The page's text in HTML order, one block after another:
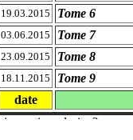
19.03.2015 Tome 6
03.06.2015
Tome 7
23.09.2015
Tome 8
18.11.2015 Tome 9
date